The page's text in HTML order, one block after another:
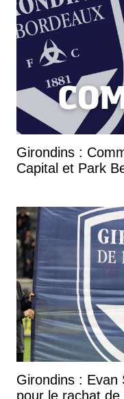
Girondins :
Capital et Park
Girondins : Evan
pour le rachat de